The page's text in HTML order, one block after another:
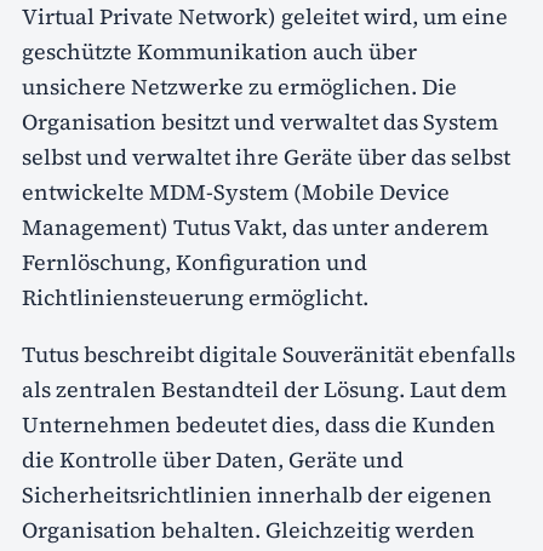
Virtual Private Network) geleitet wird, um eine
geschützte Kommunikation auch über
unsichere Netzwerke zu ermöglichen. Die
Organisation besitzt und verwaltet das System
selbst und verwaltet ihre Geräte über das selbst
entwickelte MDM-System (Mobile Device
Management) Tutus Vakt, das unter anderem
Fernlöschung, Konfiguration und
Richtliniensteuerung ermöglicht.
Tutus beschreibt digitale Souveränität ebenfalls
als zentralen Bestandteil der Lösung. Laut dem
Unternehmen bedeutet dies, dass die Kunden
die Kontrolle über Daten, Geräte und
Sicherheitsrichtlinien innerhalb der eigenen
Organisation behalten. Gleichzeitig werden